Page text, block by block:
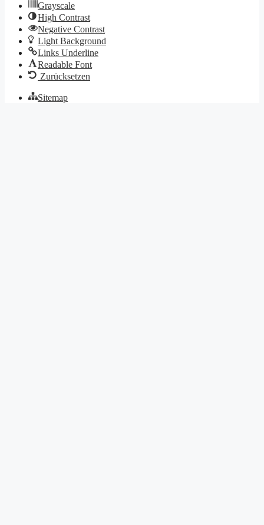
Grayscale
High Contrast
Negative Contrast
Light Background
Links Underline
Readable Font
Zurücksetzen
Sitemap